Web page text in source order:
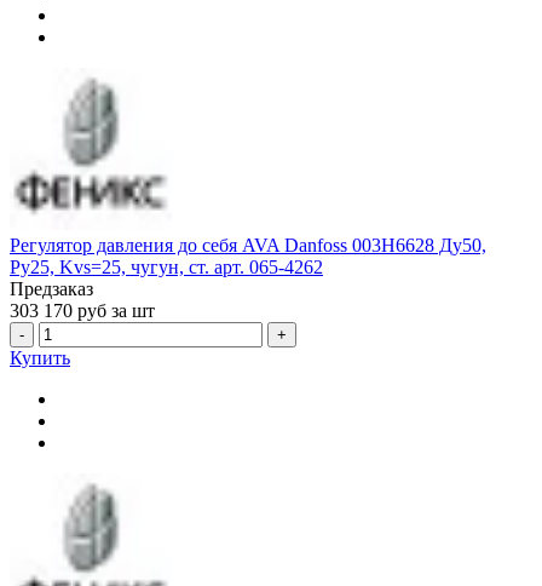
Регулятор давления до себя AVA Danfoss 003H6628 Ду50,
Ру25, Kvs=25, чугун, ст. арт. 065-4262
Предзаказ
303 170 руб за шт
- +
Купить